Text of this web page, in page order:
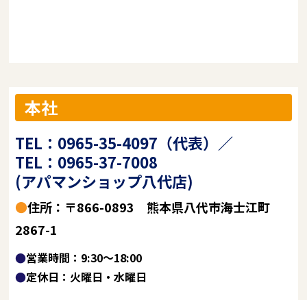
本社
TEL：0965-35-4097（代表）／
TEL：0965-37-7008
(アパマンショップ八代店)
●住所：〒866-0893 熊本県八代市海士江町
2867-1
●営業時間：9:30～18:00
●定休日：火曜日・水曜日